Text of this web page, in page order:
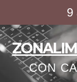
contenido
9
CON